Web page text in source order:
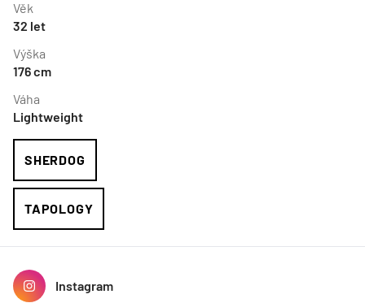
Věk
32 let
Výška
176cm
Váha
Lightweight
SHERDOG
TAPOLOGY
Instagram